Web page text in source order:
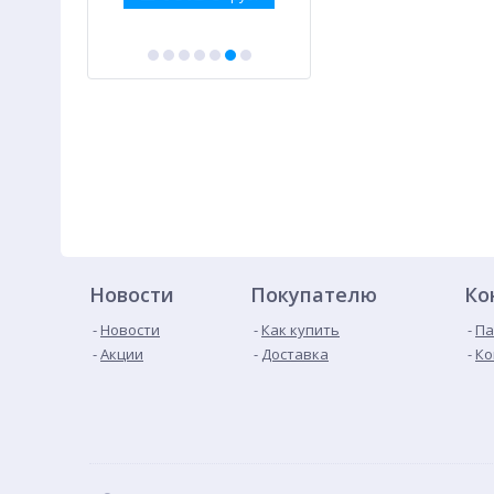
Новости
Новости
Акции
Покупателю
Как купить
Доставка